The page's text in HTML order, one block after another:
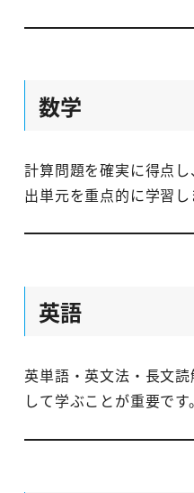
数学
計算問題を確実に得点
出単元を重点的に学習し
英語
英単語・英文法・長文
して学ぶことが重要です。